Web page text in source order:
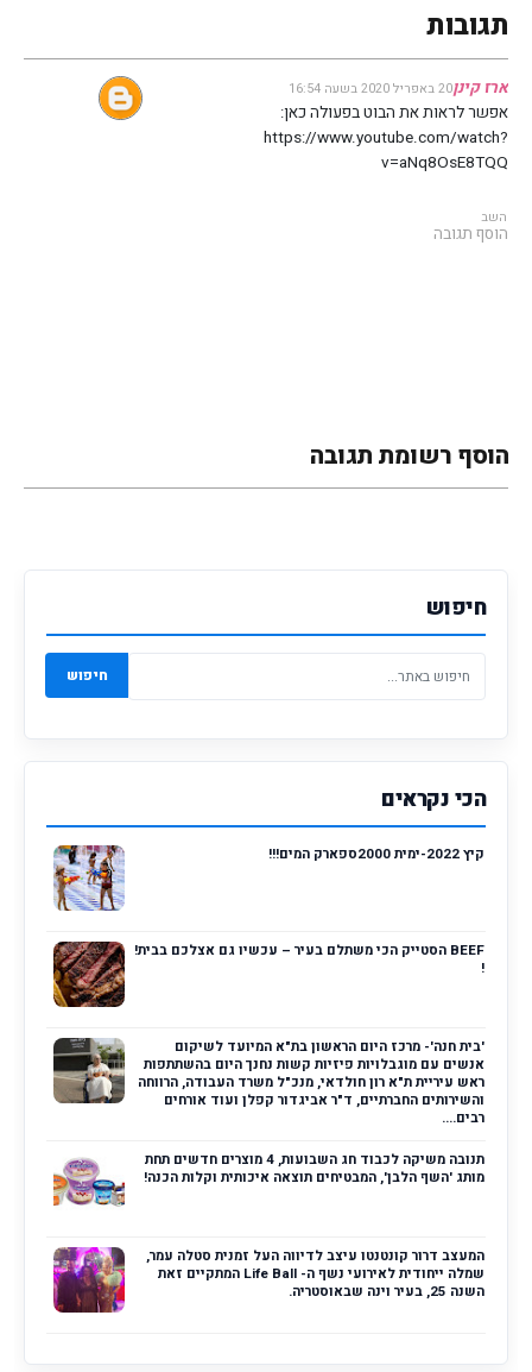
תגובות
ארז קינן20 באפריל 2020 בשעה 16:54
אפשר לראות את הבוט בפעולה כאן:
https://www.youtube.com/watch?
v=aNq8OsE8TQQ
השב
הוסף תגובה
הוסף רשומת תגובה
חיפוש
חיפוש
הכי נקראים
קיץ 2022-ימית 2000ספארק המים!!!
BEEF הסטייק הכי משתלם בעיר – עכשיו גם אצלכם בבית!
!
'בית חנה'- מרכז היום הראשון בת"א המיועד לשיקום
אנשים עם מוגבלויות פיזיות קשות נחנך היום בהשתתפות
ראש עיריית ת"א רון חולדאי, מנכ"ל משרד העבודה, הרווחה
והשירותים החברתיים, ד"ר אביגדור קפלן ועוד אורחים
רבים....
תנובה משיקה לכבוד חג השבועות, 4 מוצרים חדשים תחת
מותג 'השף הלבן', המבטיחים תוצאה איכותית וקלות הכנה!
המעצב דרור קונטנטו עיצב לדיווה העל זמנית סטלה עמר,
שמלה ייחודית לאירועי נשף ה- Life Ball המתקיים זאת
השנה 25, בעיר וינה שבאוסטריה.